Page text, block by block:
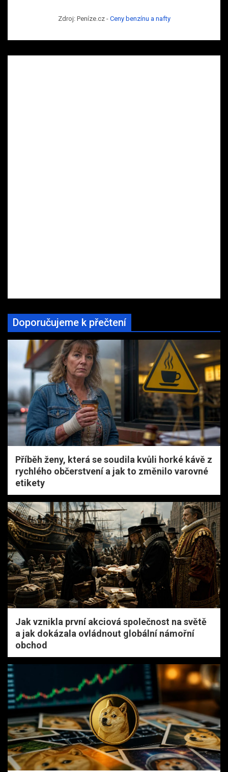
Zdroj: Peníze.cz - Ceny benzínu a nafty
Doporučujeme k přečtení
Příběh ženy, která se soudila kvůli horké kávě z
rychlého občerstvení a jak to změnilo varovné
etikety
Jak vznikla první akciová společnost na světě
a jak dokázala ovládnout globální námořní
obchod